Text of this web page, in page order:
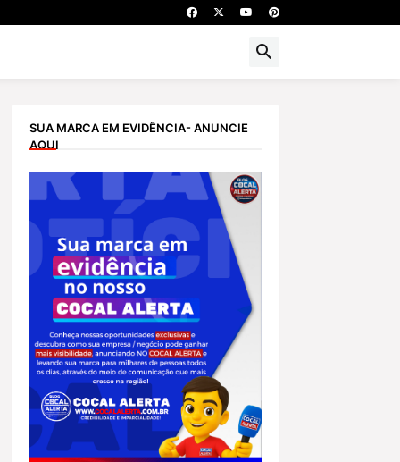
SUA MARCA EM EVIDÊNCIA- ANUNCIE
AQUI